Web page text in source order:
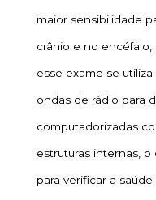
maior sensibilidade
crânio e no encéfalo,
esse exame se
ondas de rádio para
computadorizadas
estruturas internas,
para verificar a saúde